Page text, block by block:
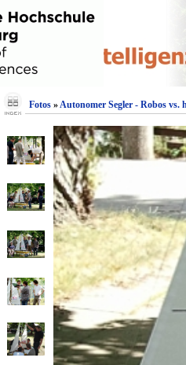
Fotos»Autonomer Segler - Robos vs.